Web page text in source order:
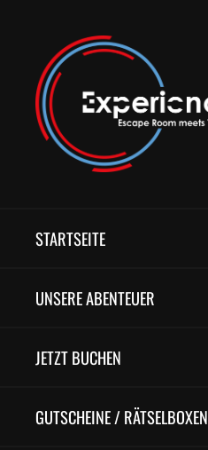
STARTSEITE
UNSERE ABENTEUER
JETZT BUCHEN
GUTSCHEINE / RÄTSELBOXEN